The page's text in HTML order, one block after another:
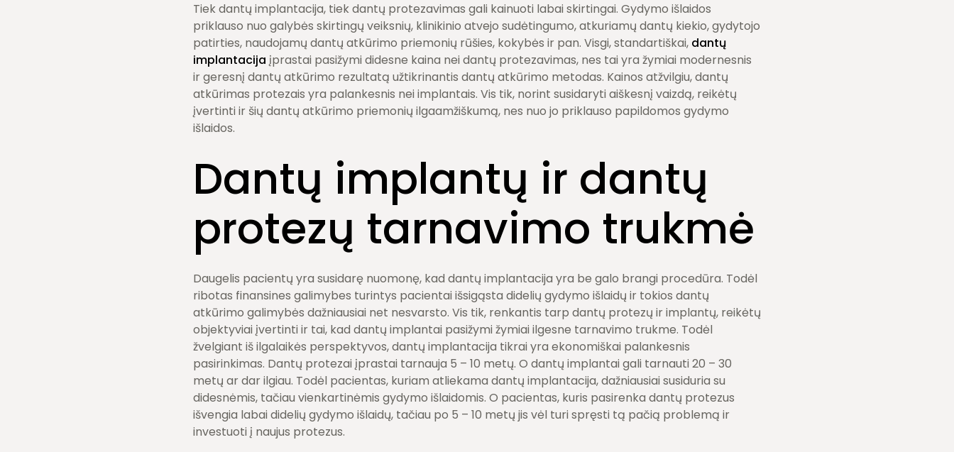
Tiek dantų implantacija, tiek dantų protezavimas gali kainuoti labai skirtingai. Gydymo išlaidos
priklauso nuo galybės skirtingų veiksnių, klinikinio atvejo sudėtingumo, atkuriamų dantų kiekio, gydytojo
patirties, naudojamų dantų atkūrimo priemonių rūšies, kokybės ir pan. Visgi, standartiškai, dantų
implantacija įprastai pasižymi didesne kaina nei dantų protezavimas, nes tai yra žymiai modernesnis
ir geresnį dantų atkūrimo rezultatą užtikrinantis dantų atkūrimo metodas. Kainos atžvilgiu, dantų
atkūrimas protezais yra palankesnis nei implantais. Vis tik, norint susidaryti aiškesnį vaizdą, reikėtų
įvertinti ir šių dantų atkūrimo priemonių ilgaamžiškumą, nes nuo jo priklauso papildomos gydymo
išlaidos.
Dantų implantų ir dantų
protezų tarnavimo trukmė
Daugelis pacientų yra susidarę nuomonę, kad dantų implantacija yra be galo brangi procedūra. Todėl
ribotas finansines galimybes turintys pacientai išsigąsta didelių gydymo išlaidų ir tokios dantų
atkūrimo galimybės dažniausiai net nesvarsto. Vis tik, renkantis tarp dantų protezų ir implantų, reikėtų
objektyviai įvertinti ir tai, kad dantų implantai pasižymi žymiai ilgesne tarnavimo trukme. Todėl
žvelgiant iš ilgalaikės perspektyvos, dantų implantacija tikrai yra ekonomiškai palankesnis
pasirinkimas. Dantų protezai įprastai tarnauja 5 – 10 metų. O dantų implantai gali tarnauti 20 – 30
metų ar dar ilgiau. Todėl pacientas, kuriam atliekama dantų implantacija, dažniausiai susiduria su
didesnėmis, tačiau vienkartinėmis gydymo išlaidomis. O pacientas, kuris pasirenka dantų protezus
išvengia labai didelių gydymo išlaidų, tačiau po 5 – 10 metų jis vėl turi spręsti tą pačią problemą ir
investuoti į naujus protezus.